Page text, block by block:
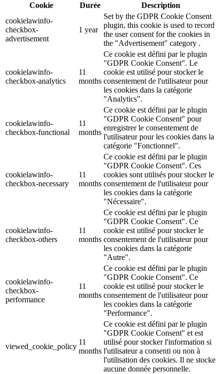
Cookie
Durée
Description
cookielawinfo-
checkbox-
advertisement
1 year
Set by the GDPR Cookie Consent
plugin, this cookie is used to record
the user consent for the cookies in
the "Advertisement" category .
cookielawinfo-
checkbox-analytics
11
months
Ce cookie est défini par le plugin
"GDPR Cookie Consent". Le
cookie est utilisé pour stocker le
consentement de l'utilisateur pour
les cookies dans la catégorie
"Analytics".
cookielawinfo-
checkbox-functional
11
months
Ce cookie est défini par le plugin
"GDPR Cookie Consent" pour
enregistrer le consentement de
l'utilisateur pour les cookies dans la
catégorie "Fonctionnel".
cookielawinfo-
checkbox-necessary
11
months
Ce cookie est défini par le plugin
"GDPR Cookie Consent". Ces
cookies sont utilisés pour stocker le
consentement de l'utilisateur pour
les cookies dans la catégorie
"Nécessaire".
cookielawinfo-
checkbox-others
11
months
Ce cookie est défini par le plugin
"GDPR Cookie Consent". Ce
cookie est utilisé pour stocker le
consentement de l'utilisateur pour
les cookies dans la catégorie
"Autre".
cookielawinfo-
checkbox-
performance
11
months
Ce cookie est défini par le plugin
"GDPR Cookie Consent". Ce
cookie est utilisé pour stocker le
consentement de l'utilisateur pour
les cookies dans la catégorie
"Performance".
viewed_cookie_policy
11
months
Ce cookie est défini par le plugin
"GDPR Cookie Consent" et est
utilisé pour stocker l'information si
l'utilisateur a consenti ou non à
l'utilisation des cookies. Il ne stocke
aucune donnée personnelle.